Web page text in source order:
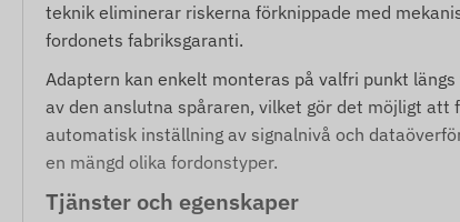
teknik eliminerar riskerna förknippade med
fordonets fabriksgaranti.
Adaptern kan enkelt monteras på valfri punkt
av den anslutna spåraren, vilket gör det möjligt
automatisk inställning av signalnivå och
en mängd olika fordonstyper.
Tjänster och egenskaper